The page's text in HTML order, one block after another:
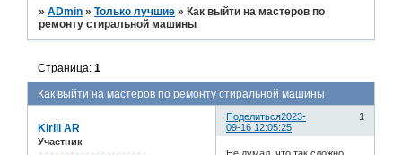
»ADmin »Только лучшие » Как выйти на мастеров по
ремонту стиральной машины
Как выйти на мастеров по ремонту стиральной машины
Страница:1
Поделиться 1
2023-
09-16 12:05:25
Kirill AR
Участник